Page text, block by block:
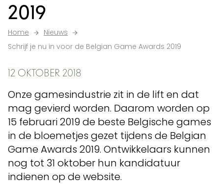
2019
Home
Nieuws
Schrijf je nu in voor de Belgian Game Awards 2019
12 OKTOBER 2018
Onze gamesindustrie zit in de lift en dat
mag gevierd worden. Daarom worden op
15 februari 2019 de beste Belgische games
in de bloemetjes gezet tijdens de Belgian
Game Awards 2019. Ontwikkelaars kunnen
nog tot 31 oktober hun kandidatuur
indienen op de website.